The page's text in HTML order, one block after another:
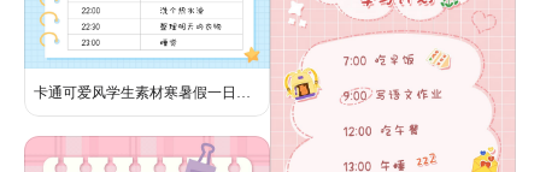
卡通可爱风学生素材寒暑假一日生活作息表